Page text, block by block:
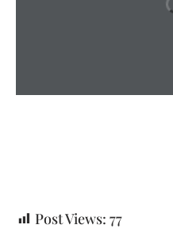
Post Views: 77